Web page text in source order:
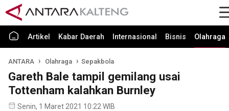
Artikel Kabar Daerah Internasional Bisnis Olahraga
ANTARA Olahraga Sepakbola
Gareth Bale tampil gemilang usai
Tottenham kalahkan Burnley
Senin, 1 Maret 2021 10:22 WIB